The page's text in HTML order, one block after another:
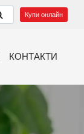
Купи онлайн
КОНТАКТИ